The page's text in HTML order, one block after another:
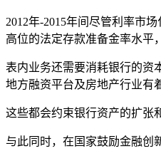
2012年-2015年间尽管利率市
高位的法定存款准备金率水平
表内业务还需要消耗银行的资
地方融资平台及房地产行业有
这些都会约束银行资产的扩张
与此同时，在国家鼓励金融创